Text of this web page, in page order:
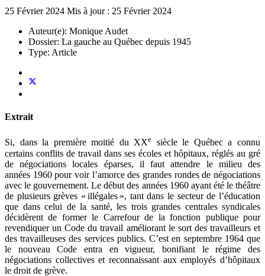
25 Février 2024 Mis à jour : 25 Février 2024
Auteur(e): Monique Audet
Dossier: La gauche au Québec depuis 1945
Type: Article
Extrait
Si, dans la première moitié du XXe siècle le Québec a connu
certains conflits de travail dans ses écoles et hôpitaux, réglés au gré
de négociations locales éparses, il faut attendre le milieu des
années 1960 pour voir l’amorce des grandes rondes de négociations
avec le gouvernement. Le début des années 1960 ayant été le théâtre
de plusieurs grèves « illégales », tant dans le secteur de l’éducation
que dans celui de la santé, les trois grandes centrales syndicales
décidèrent de former le Carrefour de la fonction publique pour
revendiquer un Code du travail améliorant le sort des travailleurs et
des travailleuses des services publics. C’est en septembre 1964 que
le nouveau Code entra en vigueur, bonifiant le régime des
négociations collectives et reconnaissant aux employés d’hôpitaux
le droit de grève.